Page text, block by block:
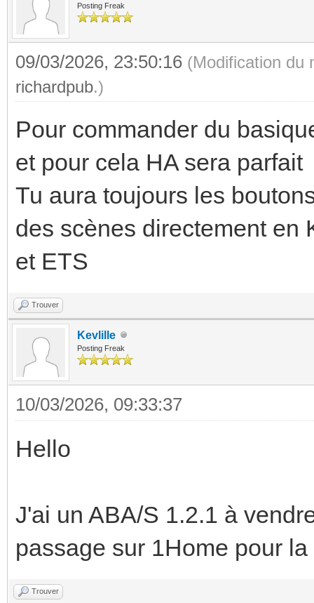
Posting Freak
09/03/2026, 23:50:16 (Modification du
richardpub.)
Pour commander du
et pour cela HA sera parfait
Tu aura toujours les
des scènes directement en
et ETS
Trouver
Kevlille
Posting Freak
10/03/2026, 09:33:37
Hello
J'ai un ABA/S 1.2.1 à
passage sur 1Home pour
Trouver